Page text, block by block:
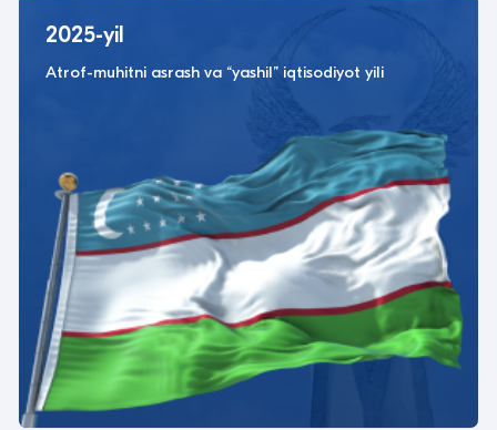
2025-yil
Atrof-muhitni asrash va “yashil” iqtisodiyot yili